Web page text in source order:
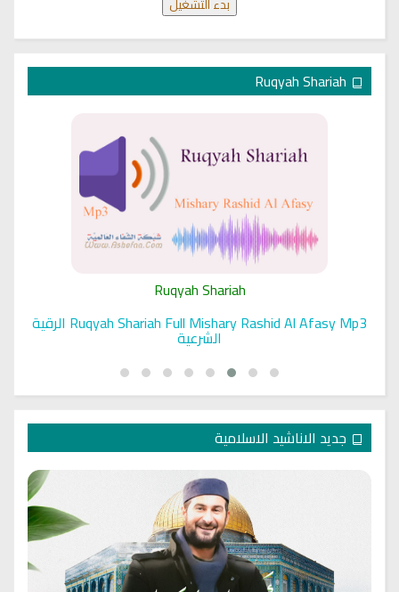
Ruqyah Shariah
Ruqyah Shariah Full Mishary Rashid Al Afasy Mp3 الرقية
الشرعية
جديد الاناشيد الاسلامية